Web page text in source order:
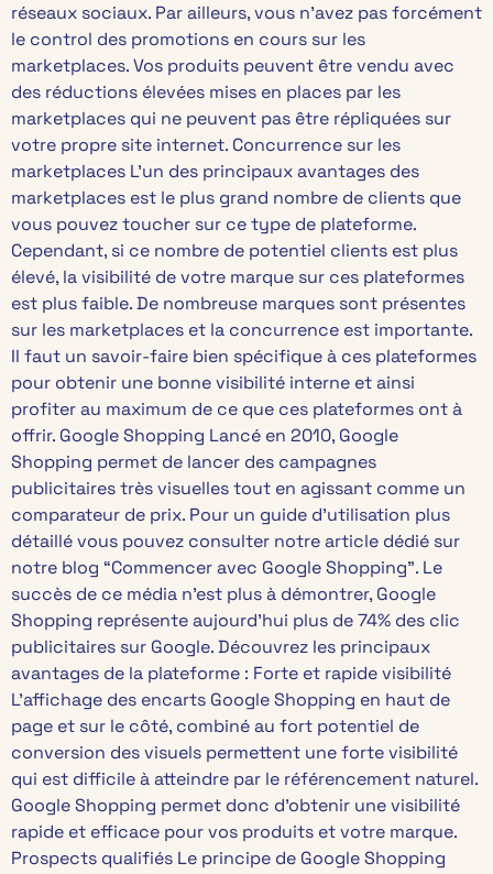
réseaux sociaux. Par ailleurs, vous n’avez pas forcément
le control des promotions en cours sur les
marketplaces. Vos produits peuvent être vendu avec
des réductions élevées mises en places par les
marketplaces qui ne peuvent pas être répliquées sur
votre propre site internet. Concurrence sur les
marketplaces L’un des principaux avantages des
marketplaces est le plus grand nombre de clients que
vous pouvez toucher sur ce type de plateforme.
Cependant, si ce nombre de potentiel clients est plus
élevé, la visibilité de votre marque sur ces plateformes
est plus faible. De nombreuse marques sont présentes
sur les marketplaces et la concurrence est importante.
Il faut un savoir-faire bien spécifique à ces plateformes
pour obtenir une bonne visibilité interne et ainsi
profiter au maximum de ce que ces plateformes ont à
offrir. Google Shopping Lancé en 2010, Google
Shopping permet de lancer des campagnes
publicitaires très visuelles tout en agissant comme un
comparateur de prix. Pour un guide d’utilisation plus
détaillé vous pouvez consulter notre article dédié sur
notre blog “Commencer avec Google Shopping”. Le
succès de ce média n’est plus à démontrer, Google
Shopping représente aujourd’hui plus de 74% des clic
publicitaires sur Google. Découvrez les principaux
avantages de la plateforme : Forte et rapide visibilité
L’affichage des encarts Google Shopping en haut de
page et sur le côté, combiné au fort potentiel de
conversion des visuels permettent une forte visibilité
qui est difficile à atteindre par le référencement naturel.
Google Shopping permet donc d’obtenir une visibilité
rapide et efficace pour vos produits et votre marque.
Prospects qualifiés Le principe de Google Shopping